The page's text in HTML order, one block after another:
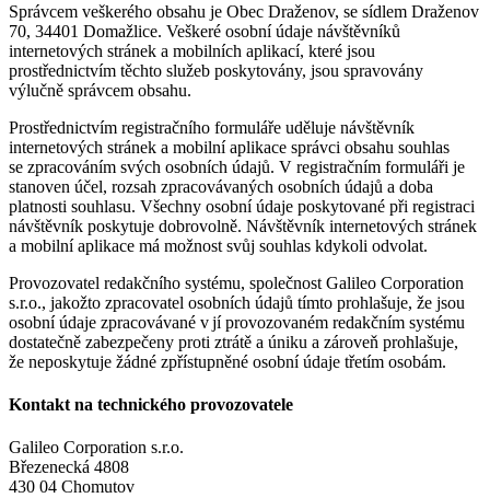
Správcem veškerého obsahu je Obec Draženov, se sídlem Draženov
70, 34401 Domažlice. Veškeré osobní údaje návštěvníků
internetových stránek a mobilních aplikací, které jsou
prostřednictvím těchto služeb poskytovány, jsou spravovány
výlučně správcem obsahu.
Prostřednictvím registračního formuláře uděluje návštěvník
internetových stránek a mobilní aplikace správci obsahu souhlas
se zpracováním svých osobních údajů. V registračním formuláři je
stanoven účel, rozsah zpracovávaných osobních údajů a doba
platnosti souhlasu. Všechny osobní údaje poskytované při registraci
návštěvník poskytuje dobrovolně. Návštěvník internetových stránek
a mobilní aplikace má možnost svůj souhlas kdykoli odvolat.
Provozovatel redakčního systému, společnost Galileo Corporation
s.r.o., jakožto zpracovatel osobních údajů tímto prohlašuje, že jsou
osobní údaje zpracovávané v jí provozovaném redakčním systému
dostatečně zabezpečeny proti ztrátě a úniku a zároveň prohlašuje,
že neposkytuje žádné zpřístupněné osobní údaje třetím osobám.
Kontakt na technického provozovatele
Galileo Corporation s.r.o.
Březenecká 4808
430 04 Chomutov